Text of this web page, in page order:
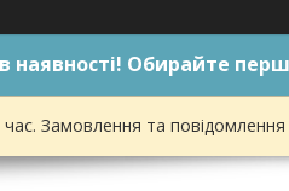
наявності! Обирайте
час. Замовлення та